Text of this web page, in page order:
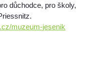
důchodce, pro školy,
muzeum-jesenik